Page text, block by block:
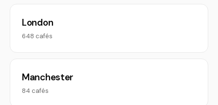
London
648 cafés
Manchester
84 cafés